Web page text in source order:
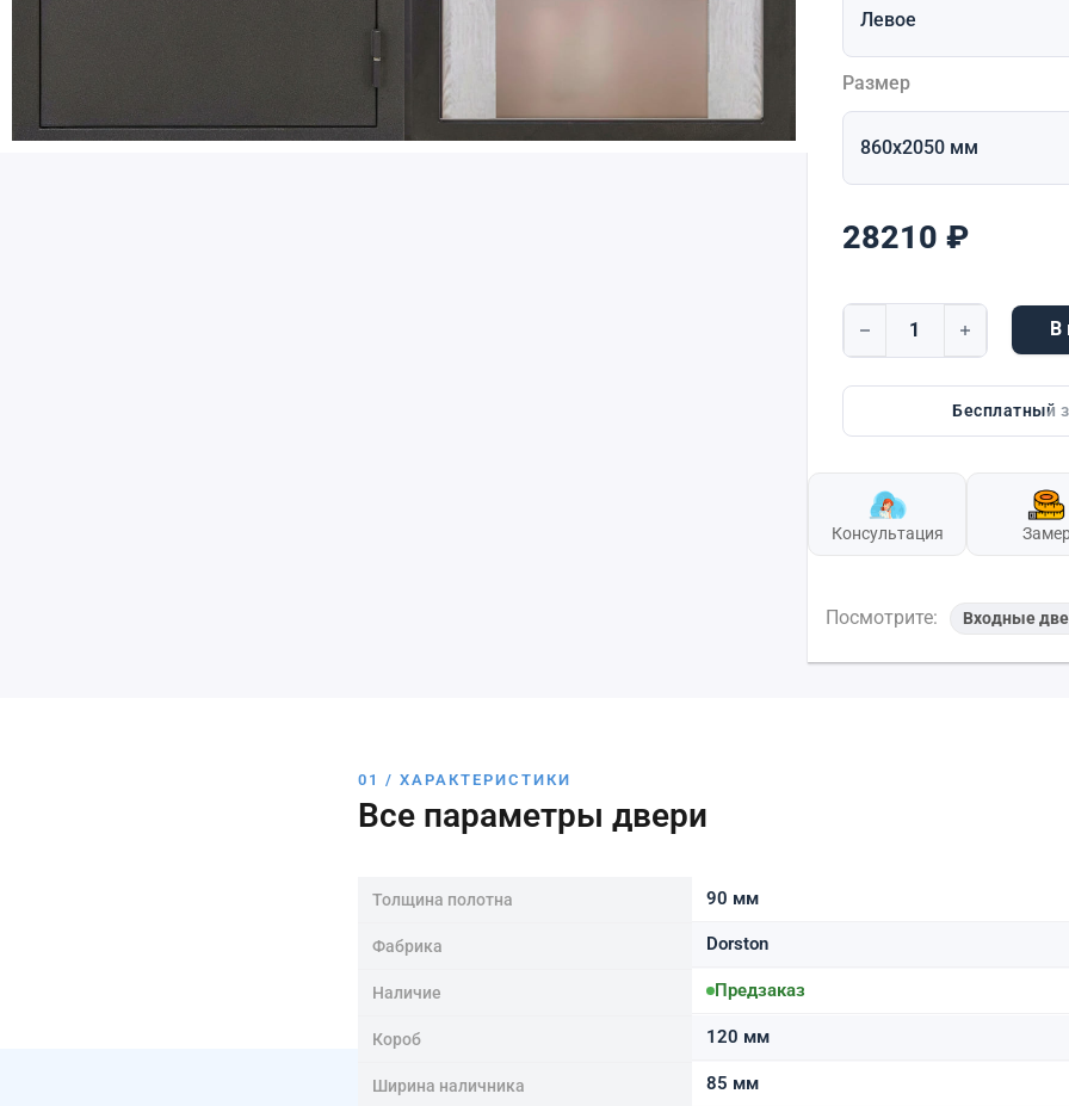
Размер
28210 ₽
Количество товара В
Бесплатный
Консультация
Посмотрите: Входные
01 / ХАРАКТЕРИСТИКИ
Все параметры двери
Толщина полотна 90 мм
Фабрика Dorston
Наличие Предзаказ
Короб 120 мм
Ширина наличника 85 мм